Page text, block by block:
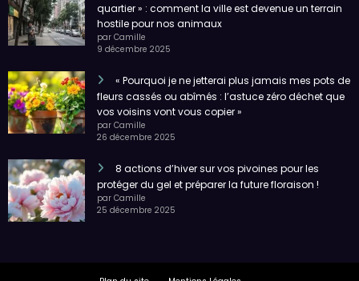
quartier » : comment la ville est devenue un terrain
hostile pour nos animaux
par Camille
9 décembre 2025
« Pourquoi je ne jetterai plus jamais mes pots de
fleurs cassés ou abîmés : l’astuce zéro déchet que
vos voisins vont vous copier »
par Camille
26 décembre 2025
8 actions d’hiver sur vos pivoines pour les
protéger du gel et préparer la future floraison !
par Camille
25 décembre 2025